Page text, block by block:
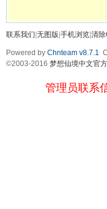
联系我们 无图版 手机浏览 清
Powered by Chnteam v8.7.1
©2003-2016 梦想仙境中文官
管理员联系